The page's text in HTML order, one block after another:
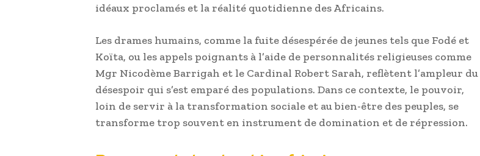
idéaux proclamés et la réalité quotidienne des Africains.
Les drames humains, comme la fuite désespérée de jeunes tels que Fodé et
Koïta, ou les appels poignants à l’aide de personnalités religieuses comme
Mgr Nicodème Barrigah et le Cardinal Robert Sarah, reflètent l’ampleur du
désespoir qui s’est emparé des populations. Dans ce contexte, le pouvoir,
loin de servir à la transformation sociale et au bien-être des peuples, se
transforme trop souvent en instrument de domination et de répression.